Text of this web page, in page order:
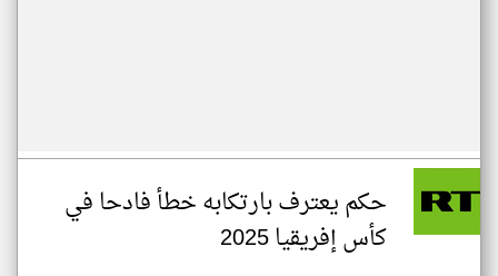
حكم يعترف بارتكابه خطأ فادحا في
كأس إفريقيا 2025